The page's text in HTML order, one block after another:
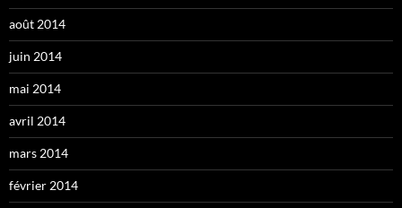
août 2014
juin 2014
mai 2014
avril 2014
mars 2014
février 2014